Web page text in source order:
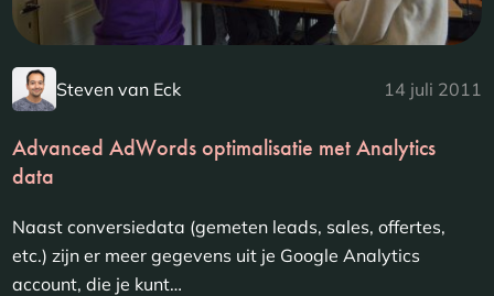
Steven van Eck 14 juli 2011
Advanced AdWords optimalisatie met Analytics
data
Naast conversiedata (gemeten leads, sales, offertes,
etc.) zijn er meer gegevens uit je Google Analytics
account, die je kunt…